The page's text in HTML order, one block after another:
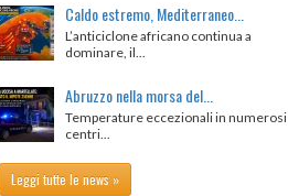
Caldo estremo, Mediterraneo...
L’anticiclone africano continua a
dominare, il...
Abruzzo nella morsa del...
Temperature eccezionali in numerosi
centri...
Leggi tutte le news »